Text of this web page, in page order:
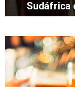
Sudáfrica